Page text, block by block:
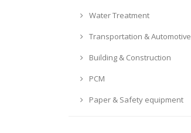
Water Treatment
Transportation & Automotive
Building & Construction
PCM
Paper & Safety equipment